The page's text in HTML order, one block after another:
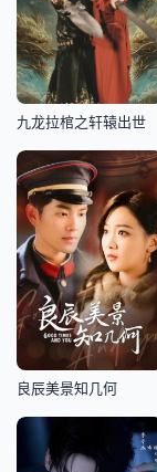
九龙拉棺之轩辕出世
良辰美景知几何